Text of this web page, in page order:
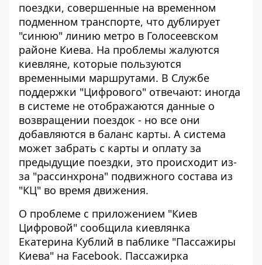
поездки, совершенные на временном
подменном транспорте, что дублирует
"синюю" линию метро в Голосеевском
районе Киева. На проблемы жалуются
киевляне, которые пользуются
временными маршрутами. В Службе
поддержки "Цифрового" отвечают: иногда
в системе не отображаются данные о
возвращении поездок - но все они
добавляются в баланс карты. А система
может забрать с карты и оплату за
предыдущие поездки, это происходит из-
за "рассинхрона" подвижного состава из
"КЦ" во время движения.
О проблеме с приложением "Киев
Цифровой" сообщила киевлянка
Екатерина Кублий в паблике "Пассажиры
Киева" на Facebook. Пассажирка